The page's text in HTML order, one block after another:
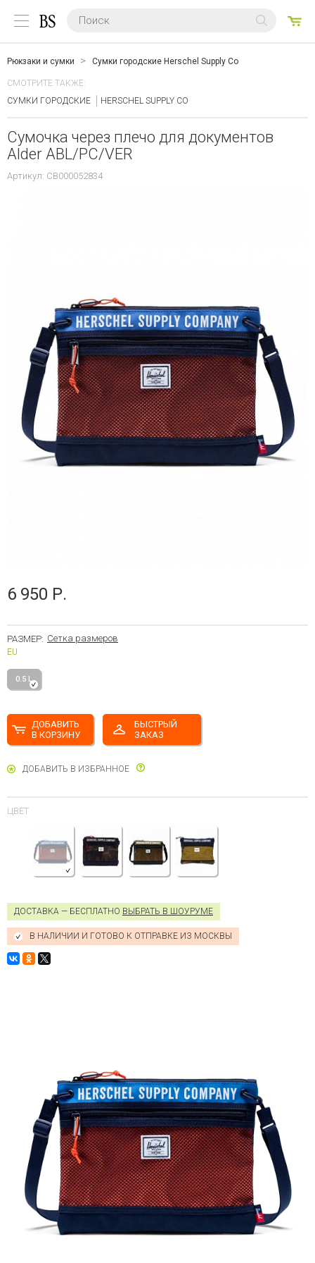
Рюкзаки и сумки Сумки городские Herschel Supply Co
СМОТРИТЕ ТАКЖЕ:
СУМКИ ГОРОДСКИЕ
HERSCHEL SUPPLY CO
Сумочка через плечо для документов
Alder ABL/PC/VER
Артикул: CB000052834
6 950 Р.
РАЗМЕР: Сетка размеров
EU
0.5 L
ДОБАВИТЬ
В КОРЗИНУ
БЫСТРЫЙ
ЗАКАЗ
ДОБАВИТЬ В ИЗБРАННОЕ
ЦВЕТ
ДОСТАВКА — БЕСПЛАТНО ВЫБРАТЬ В ШОУРУМЕ
В НАЛИЧИИ И ГОТОВО К ОТПРАВКЕ ИЗ МОСКВЫ